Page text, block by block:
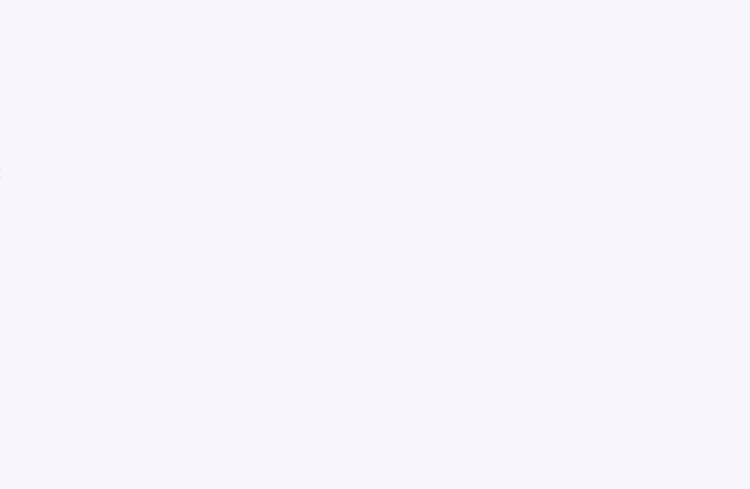
de Jérusalem
Colère
l'homme